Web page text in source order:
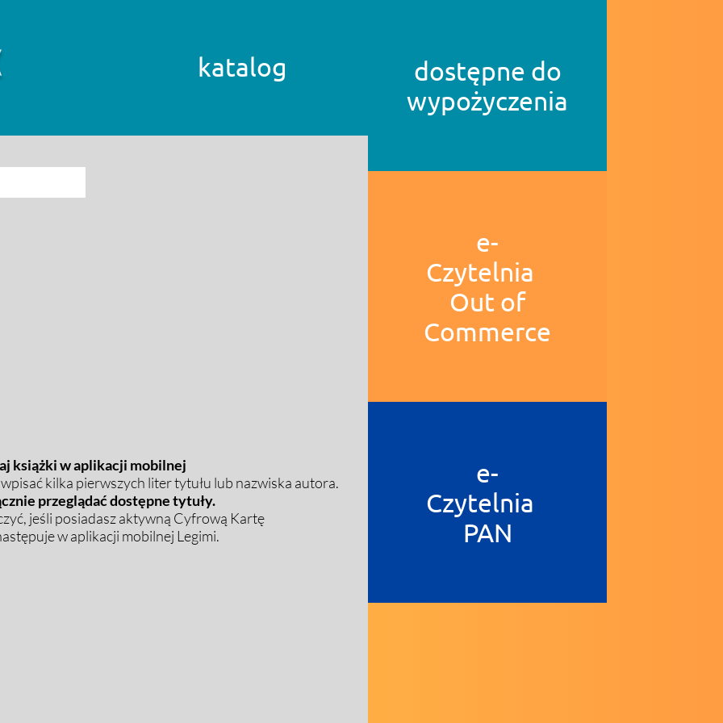
katalog
książki w aplikacji mobilnej
kilka pierwszych liter tytułu lub nazwiska autora.
przeglądać dostępne tytuły.
jeśli posiadasz aktywną Cyfrową Kartę
w aplikacji mobilnej Legimi.
dostępne do
wypożyczenia
e-
Czytelnia
Out of
Commerce
e-
Czytelnia
PAN